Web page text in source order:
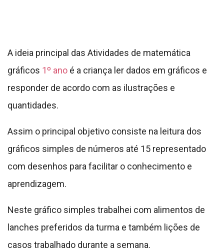
A ideia principal das Atividades de matemática
gráficos 1º ano é a criança ler dados em gráficos e
responder de acordo com as ilustrações e
quantidades.
Assim o principal objetivo consiste na leitura dos
gráficos simples de números até 15 representado
com desenhos para facilitar o conhecimento e
aprendizagem.
Neste gráfico simples trabalhei com alimentos de
lanches preferidos da turma e também lições de
casos trabalhado durante a semana.